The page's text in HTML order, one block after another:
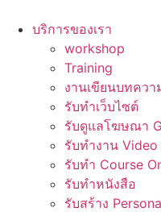
บริการของเรา
workshop
Training
งานเขียนบทคว
รับทำเว็บไซต์
รับดูแลโฆษณา
รับทำงาน
รับทำ Course
รับทำหนังสือ
รับสร้าง